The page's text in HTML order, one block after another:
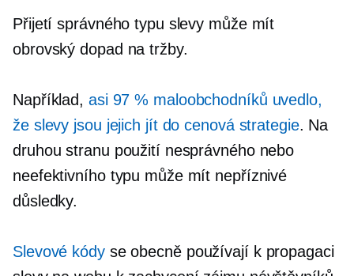
Přijetí správného typu slevy může mít
obrovský dopad na tržby.
Například, asi 97 % maloobchodníků uvedlo,
že slevy jsou jejich jít do cenová strategie. Na
druhou stranu použití nesprávného nebo
neefektivního typu může mít nepříznivé
důsledky.
Slevové kódyse obecně používají k propagaci